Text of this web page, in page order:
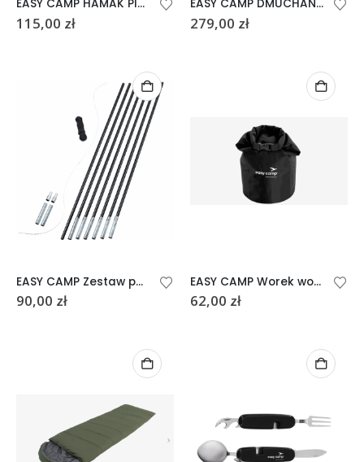
EASY CAMP HAMAK PINE XL
115,00 zł
EASY CAMP DMUCHANY LEŻAK MAPLE
279,00 zł
EASY CAMP Zestaw pałąków do namiotu DIY 12,5mm
90,00 zł
EASY CAMP Worek wodoszczelny M
62,00 zł